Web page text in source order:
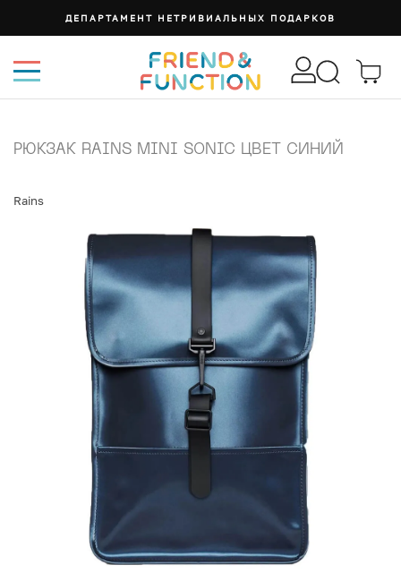
ДЕПАРТАМЕНТ НЕТРИВИАЛЬНЫХ ПОДАРКОВ
РЮКЗАК RAINS MINI SONIC ЦВЕТ СИНИЙ
Rains